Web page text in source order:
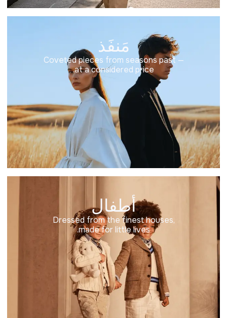
مَنفَذ
Coveted pieces from seasons past —
at a considered price.
أطفال
Dressed from the finest houses,
made for little lives.